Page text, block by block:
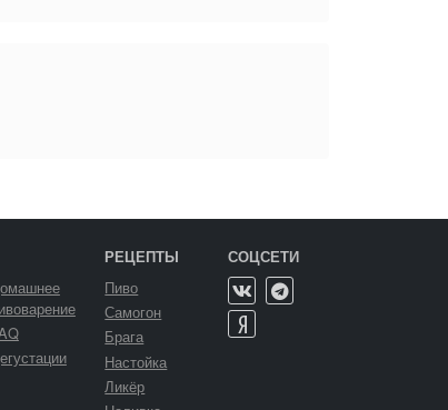
РЕЦЕПТЫ
Пиво
Самогон
Брага
Настойка
Ликёр
СОЦСЕТИ